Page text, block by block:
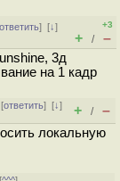
ответить][↓]
+3
+ / –
3д
на 1 кадр
ответить][↓]
+ / –
локальную